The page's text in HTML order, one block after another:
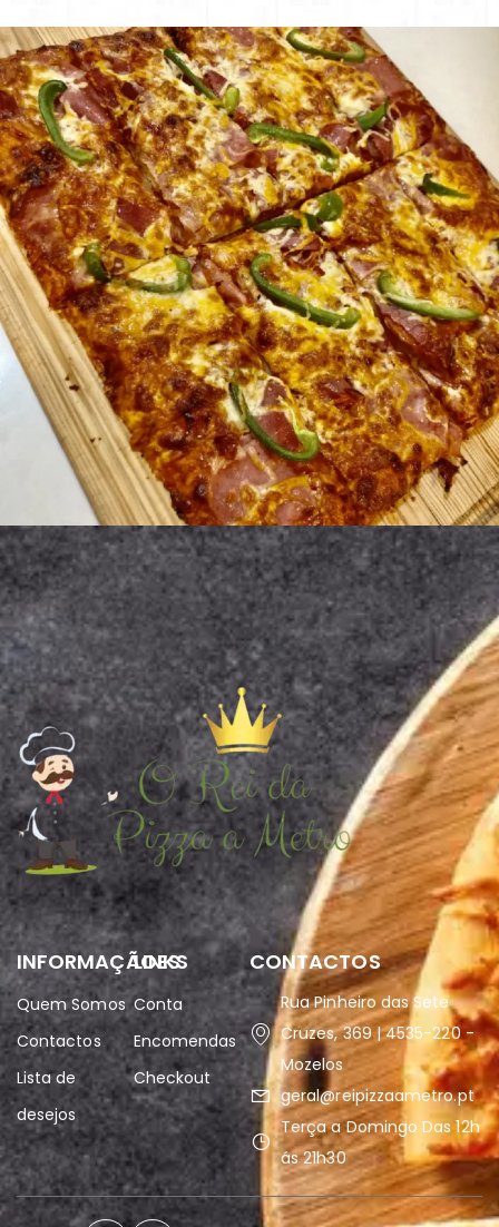
INFORMAÇÃOES
Quem Somos
Contactos
Lista de
desejos
LINKS
Conta
Encomendas
Checkout
CONTACTOS
Rua Pinheiro das Sete
Cruzes, 369 | 4535-220 -
Mozelos
geral@reipizzaametro.pt
Terça a Domingo Das 12h
ás 21h30